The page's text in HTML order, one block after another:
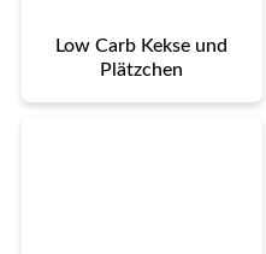
Low Carb Kekse und
Plätzchen